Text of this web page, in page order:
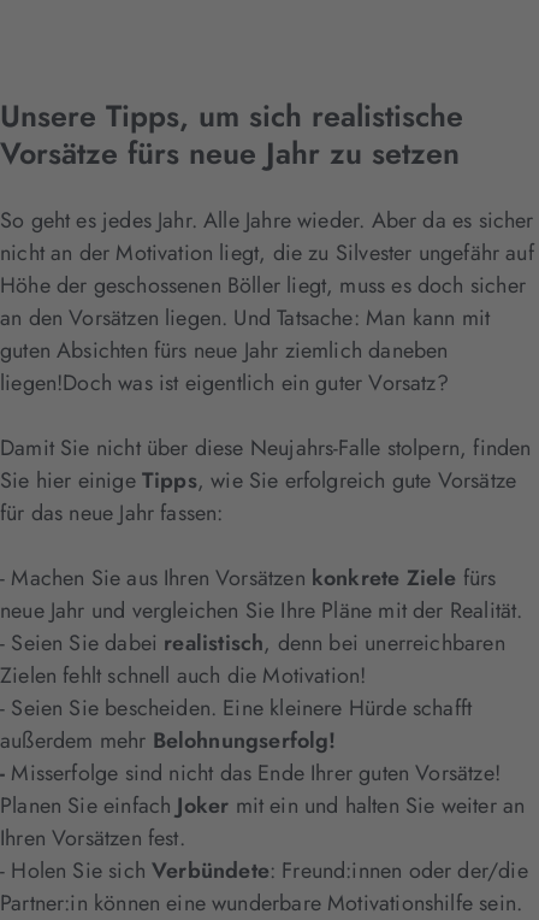
Unsere Tipps, um sich realistische
Vorsätze fürs neue Jahr zu setzen
So geht es jedes Jahr. Alle Jahre wieder. Aber da es sicher
nicht an der Motivation liegt, die zu Silvester ungefähr auf
Höhe der geschossenen Böller liegt, muss es doch sicher
an den Vorsätzen liegen. Und Tatsache: Man kann mit
guten Absichten fürs neue Jahr ziemlich daneben
liegen!Doch was ist eigentlich ein guter Vorsatz?
Damit Sie nicht über diese Neujahrs-Falle stolpern, finden
Sie hier einigeTipps, wie Sie erfolgreich gute Vorsätze
für das neue Jahr fassen:
- Machen Sie aus Ihren Vorsätzen konkrete Ziele fürs
neue Jahr und vergleichen Sie Ihre Pläne mit der Realität.
- Seien Sie dabei realistisch, denn bei unerreichbaren
Zielen fehlt schnell auch die Motivation!
- Seien Sie bescheiden. Eine kleinere Hürde schafft
außerdem mehr Belohnungserfolg!
- Misserfolge sind nicht das Ende Ihrer guten Vorsätze!
Planen Sie einfach Joker mit ein und halten Sie weiter an
Ihren Vorsätzen fest.
- Holen Sie sichVerbündete: Freund:innen oder der/die
Partner:in können eine wunderbare Motivationshilfe sein.